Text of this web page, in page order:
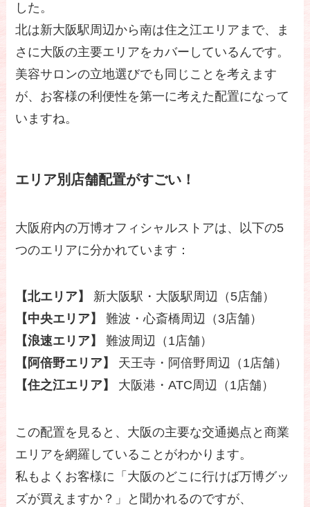
した。
北は新大阪駅周辺から南は住之江エリアまで、ま
さに大阪の主要エリアをカバーしているんです。
美容サロンの立地選びでも同じことを考えます
が、お客様の利便性を第一に考えた配置になって
いますね。
エリア別店舗配置がすごい！
大阪府内の万博オフィシャルストアは、以下の5
つのエリアに分かれています：
【北エリア】
新大阪駅・大阪駅周辺（5店舗）
【中央エリア】
難波・心斎橋周辺（3店舗）
【浪速エリア】
難波周辺（1店舗）
【阿倍野エリア】
天王寺・阿倍野周辺（1店舗）
【住之江エリア】
大阪港・ATC周辺（1店舗）
この配置を見ると、大阪の主要な交通拠点と商業
エリアを網羅していることがわかります。
私もよくお客様に「大阪のどこに行けば万博グッ
ズが買えますか？」と聞かれるのですが、